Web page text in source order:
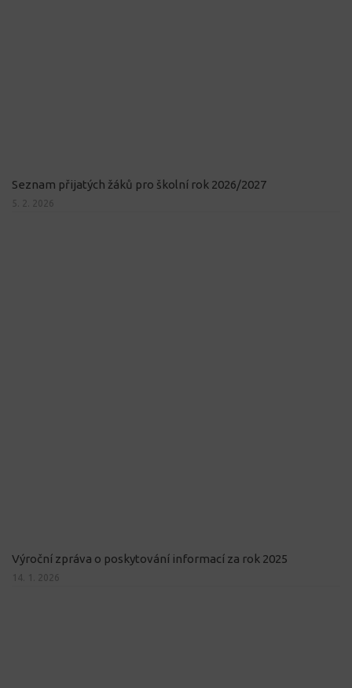
Seznam přijatých žáků pro školní rok 2026/2027
5. 2. 2026
Výroční zpráva o poskytování informací za rok 2025
14. 1. 2026